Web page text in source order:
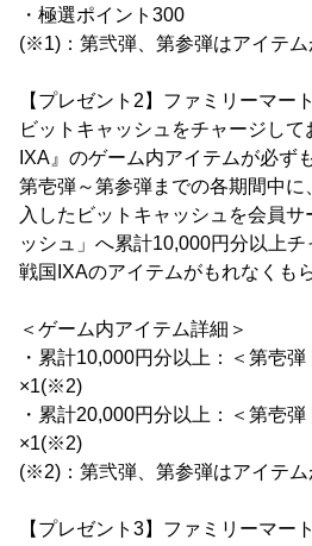
・極選ポイント300
(※1)：第弐弾、第参弾はアイテム
【プレゼント2】ファミリーマー
ビットキャッシュをチャージして
IXA』のゲーム内アイテムが必ず
第壱弾～第参弾までの各期間中
入したビットキャッシュを会員
ッシュ」へ累計10,000円分以上
戦国IXAのアイテムがもれなくも
＜ゲーム内アイテム詳細＞
・累計10,000円分以上：＜第壱
×1(※2)
・累計20,000円分以上：＜第壱
×1(※2)
(※2)：第弐弾、第参弾はアイテム
【プレゼント3】ファミリーマー